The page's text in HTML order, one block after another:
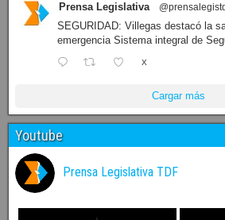
Prensa Legislativa
SEGURIDAD: Villegas destacó la
emergencia Sistema integral de
X
Cargar más
Youtube
Prensa Legislativa TDF